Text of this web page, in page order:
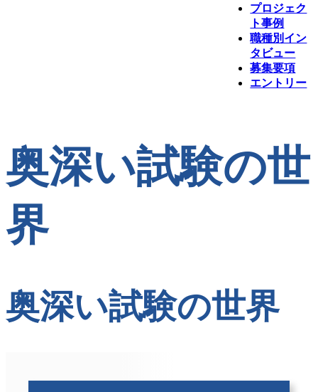
プロジェク
ト事例
職種別イン
タビュー
募集要項
エントリー
奥深い試験の世
界
奥深い試験の世界